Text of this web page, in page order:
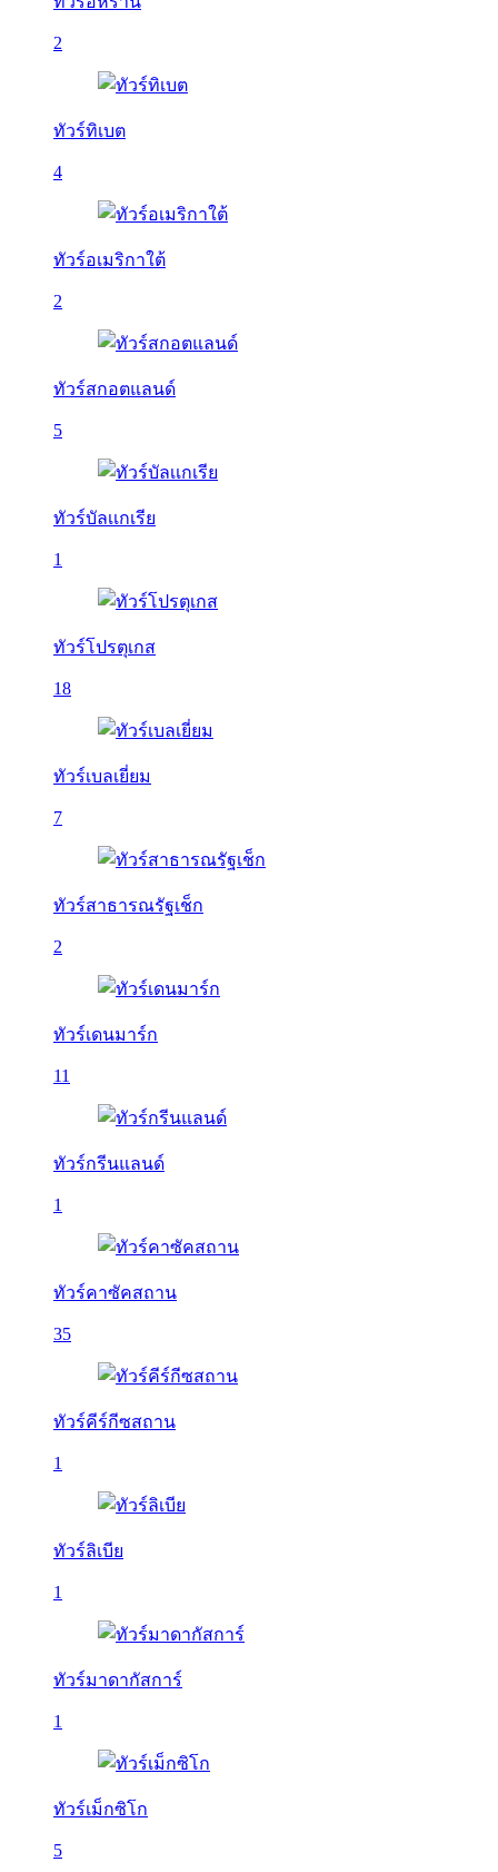
2
ทัวร์ทิเบต
4
ทัวร์อเมริกาใต้
2
ทัวร์สกอตแลนด์
5
ทัวร์บัลเเกเรีย
1
ทัวร์โปรตุเกส
18
ทัวร์เบลเยี่ยม
7
ทัวร์สาธารณรัฐเช็ก
2
ทัวร์เดนมาร์ก
11
ทัวร์กรีนแลนด์
1
ทัวร์คาซัคสถาน
35
ทัวร์คีร์กีซสถาน
1
ทัวร์ลิเบีย
1
ทัวร์มาดากัสการ์
1
ทัวร์เม็กซิโก
5